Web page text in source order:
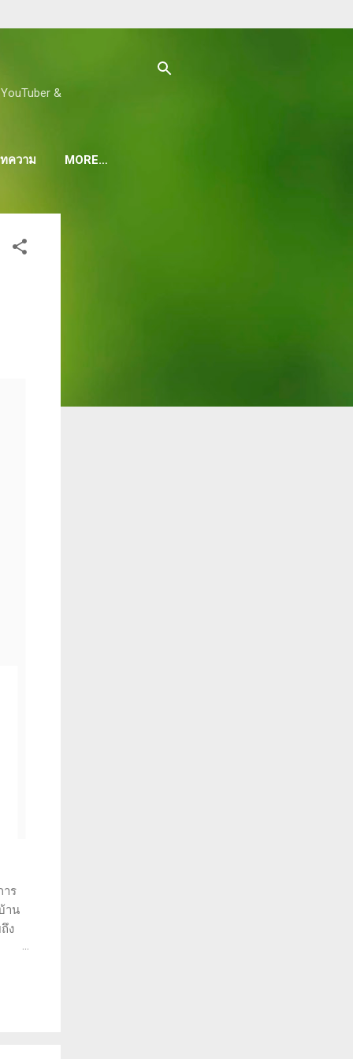
&
ความ MORE…
าร
าน
ง